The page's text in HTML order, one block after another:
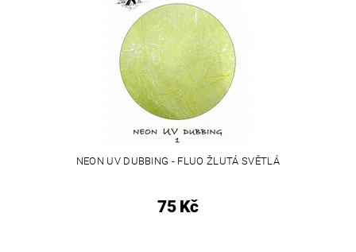
NEON UV DUBBING - FLUO ŽLUTÁ SVĚTLÁ
75 Kč